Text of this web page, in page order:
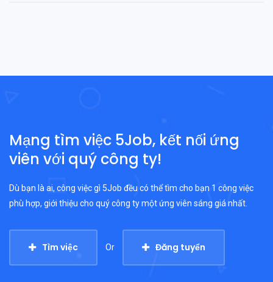
Mạng tìm việc 5Job, kết nối ứng
viên với quý công ty!
Dù bạn là ai, công việc gì 5Job đều có thể tìm cho bạn 1 công việc
phù hợp, giới thiệu cho quý công ty một ứng viên sáng giá nhất.
Tìm việc Or Đăng tuyển